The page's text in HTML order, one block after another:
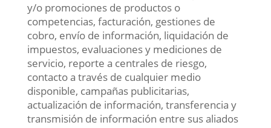
y/o promociones de productos o
competencias, facturación, gestiones de
cobro, envío de información, liquidación de
impuestos, evaluaciones y mediciones de
servicio, reporte a centrales de riesgo,
contacto a través de cualquier medio
disponible, campañas publicitarias,
actualización de información, transferencia y
transmisión de información entre sus aliados